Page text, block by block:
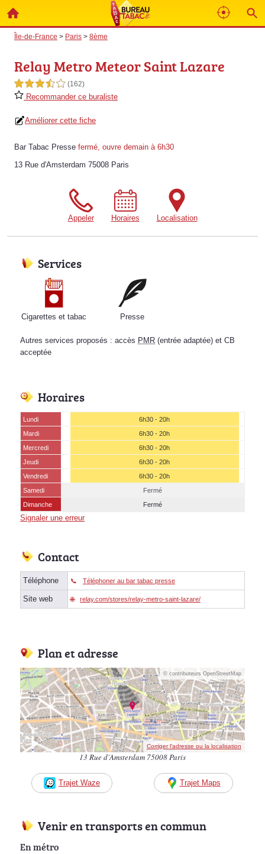
Île-de-France > Paris > 8ème
Relay Metro Meteor Saint Lazare
3,5 étoiles sur 5 (162)
Recommander ce buraliste
Améliorer cette fiche
Bar Tabac Presse fermé, ouvre demain à 6h30
13 Rue d'Amsterdam 75008 Paris
Appeler Horaires Localisation
Services
Cigarettes et tabac Presse
Autres services proposés : accès PMR (entrée adaptée) et CB
acceptée
Horaires
Lundi
6h30 - 20h
Mardi
6h30 - 20h
Mercredi
6h30 - 20h
Jeudi
6h30 - 20h
Vendredi
6h30 - 20h
Samedi
Fermé
Dimanche
Fermé
Signaler une erreur
Contact
Téléphone Téléphoner au bar tabac presse
Site web relay.com/stores/relay-metro-saint-lazare/
Plan et adresse
© contributeurs OpenStreetMap
Corriger l’adresse ou la localisation
13 Rue d'Amsterdam 75008 Paris
Trajet Waze Trajet Maps
Venir en transports en commun
En métro